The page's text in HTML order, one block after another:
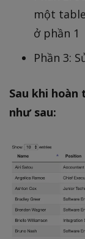
một
ở phần 1
Phần 3:
Sau khi
như sau: